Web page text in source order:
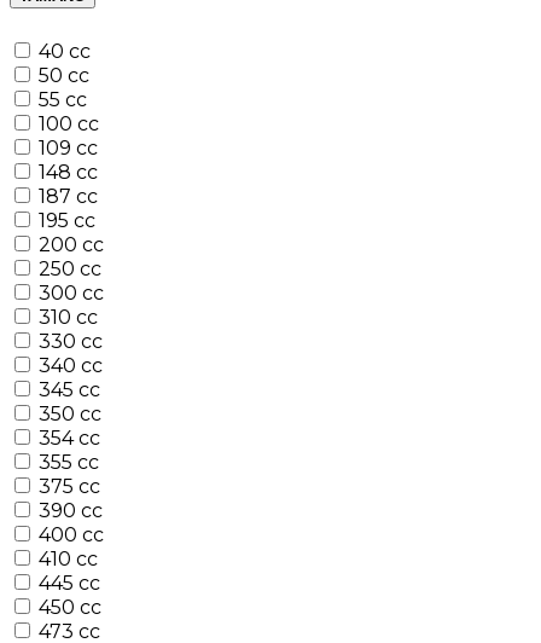
40 cc
50 cc
55 cc
100 cc
109 cc
148 cc
187 cc
195 cc
200 cc
250 cc
300 cc
310 cc
330 cc
340 cc
345 cc
350 cc
354 cc
355 cc
375 cc
390 cc
400 cc
410 cc
445 cc
450 cc
473 cc